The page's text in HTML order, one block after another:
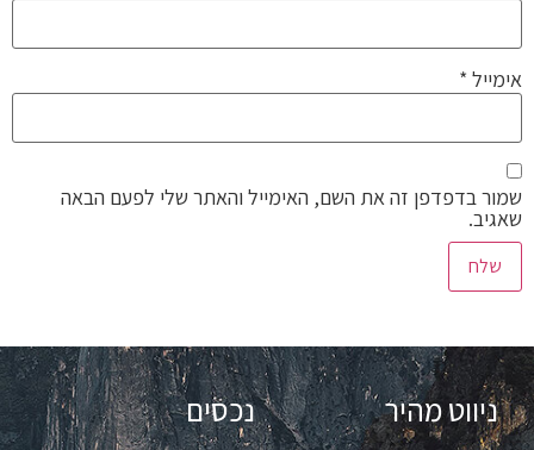
אימייל *
שמור בדפדפן זה את השם, האימייל והאתר שלי לפעם הבאה
שאגיב.
ניווט מהיר נכסים